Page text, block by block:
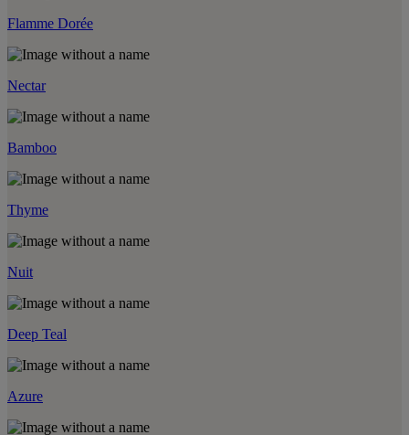
Flamme Dorée
Nectar
Bamboo
Thyme
Nuit
Deep Teal
Azure